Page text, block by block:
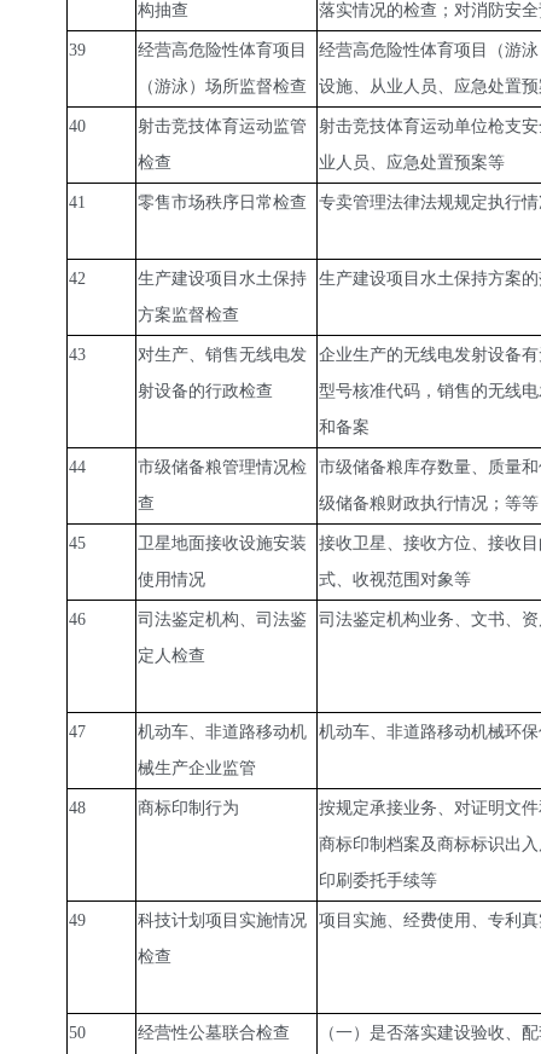
构抽查
落实情况的检查；对消防安
39
经营高危险性体育项目
（游泳）场所监督检查
经营高危险性体育项目（游
设施、从业人员、应急处置
40
射击竞技体育运动监管
检查
射击竞技体育运动单位枪支
业人员、应急处置预案等
41 零售市场秩序日常检查 专卖管理法律法规规定执行
42
生产建设项目水土保持
方案监督检查
生产建设项目水土保持方案
43
对生产、销售无线电发
射设备的行政检查
企业生产的无线电发射设备
型号核准代码，销售的无线
和备案
44
市级储备粮管理情况检
查
市级储备粮库存数量、质量
级储备粮财政执行情况；等等
45
卫星地面接收设施安装
使用情况
接收卫星、接收方位、接收
式、收视范围对象等
46
司法鉴定机构、司法鉴
定人检查
司法鉴定机构业务、文书、
47
机动车、非道路移动机
械生产企业监管
机动车、非道路移动机械环
48 商标印制行为
按规定承接业务、对证明文
商标印制档案及商标标识出
印刷委托手续等
49
科技计划项目实施情况
检查
项目实施、经费使用、专利
50 经营性公墓联合检查
（一）是否落实建设验收、